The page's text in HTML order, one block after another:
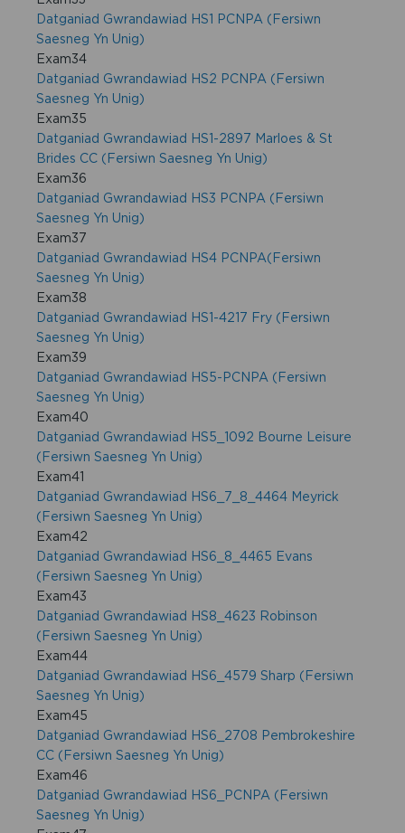
Datganiad Gwrandawiad HS1 PCNPA (Fersiwn
Saesneg Yn Unig)
Exam34
Datganiad Gwrandawiad HS2 PCNPA (Fersiwn
Saesneg Yn Unig)
Exam35
Datganiad Gwrandawiad HS1-2897 Marloes & St
Brides CC (Fersiwn Saesneg Yn Unig)
Exam36
Datganiad Gwrandawiad HS3 PCNPA (Fersiwn
Saesneg Yn Unig)
Exam37
Datganiad Gwrandawiad HS4 PCNPA(Fersiwn
Saesneg Yn Unig)
Exam38
Datganiad Gwrandawiad HS1-4217 Fry (Fersiwn
Saesneg Yn Unig)
Exam39
Datganiad Gwrandawiad HS5-PCNPA (Fersiwn
Saesneg Yn Unig)
Exam40
Datganiad Gwrandawiad HS5_1092 Bourne Leisure
(Fersiwn Saesneg Yn Unig)
Exam41
Datganiad Gwrandawiad HS6_7_8_4464 Meyrick
(Fersiwn Saesneg Yn Unig)
Exam42
Datganiad Gwrandawiad HS6_8_4465 Evans
(Fersiwn Saesneg Yn Unig)
Exam43
Datganiad Gwrandawiad HS8_4623 Robinson
(Fersiwn Saesneg Yn Unig)
Exam44
Datganiad Gwrandawiad HS6_4579 Sharp (Fersiwn
Saesneg Yn Unig)
Exam45
Datganiad Gwrandawiad HS6_2708 Pembrokeshire
CC (Fersiwn Saesneg Yn Unig)
Exam46
Datganiad Gwrandawiad HS6_PCNPA (Fersiwn
Saesneg Yn Unig)